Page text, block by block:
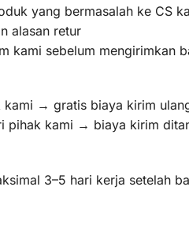
yang bermasalah ke CS
alasan retur
kami sebelum mengirimkan
kami → gratis biaya kirim
pihak kami → biaya kirim
3–5 hari kerja setelah